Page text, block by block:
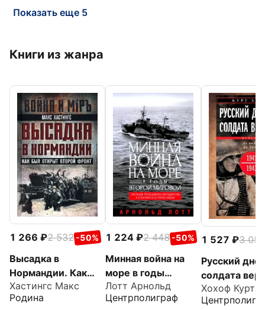
Показать еще 5
Книги из жанра
1 266 2 532 -50%
Высадка в
Нормандии. Как
был открыт Второй
фронт
Хастингс Макс
Родина
1 224 2 448 -50%
Минная война на
море в годы
Второй мировой.
Операции
Лотт Арнольд
Центрполиграф
1 527
3 054
Русский
солдата
От Вислы до
1941-1943
Хохоф Курт